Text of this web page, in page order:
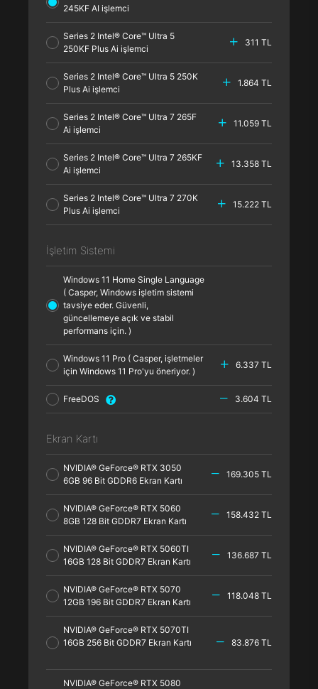
245KF AI işlemci
Series 2 Intel® Core™ Ultra 5
250KF Plus Ai işlemci
311 TL
Series 2 Intel® Core™ Ultra 5 250K
Plus Ai işlemci
1.864 TL
Series 2 Intel® Core™ Ultra 7 265F
Ai işlemci
11.059 TL
Series 2 Intel® Core™ Ultra 7 265KF
Ai işlemci
13.358 TL
Series 2 Intel® Core™ Ultra 7 270K
Plus Ai işlemci
15.222 TL
İşletim Sistemi
Windows 11 Home Single Language
( Casper, Windows işletim sistemi
tavsiye eder. Güvenli,
güncellemeye açık ve stabil
performans için. )
Windows 11 Pro ( Casper, işletmeler
için Windows 11 Pro'yu öneriyor. )
6.337 TL
FreeDOS 3.604 TL
Ekran Kartı
NVIDIA® GeForce® RTX 3050
6GB 96 Bit GDDR6 Ekran Kartı
169.305 TL
NVIDIA® GeForce® RTX 5060
8GB 128 Bit GDDR7 Ekran Kartı
158.432 TL
NVIDIA® GeForce® RTX 5060TI
16GB 128 Bit GDDR7 Ekran Kartı
136.687 TL
NVIDIA® GeForce® RTX 5070
12GB 196 Bit GDDR7 Ekran Kartı
118.048 TL
NVIDIA® GeForce® RTX 5070TI
16GB 256 Bit GDDR7 Ekran Kartı
83.876 TL
NVIDIA® GeForce® RTX 5080